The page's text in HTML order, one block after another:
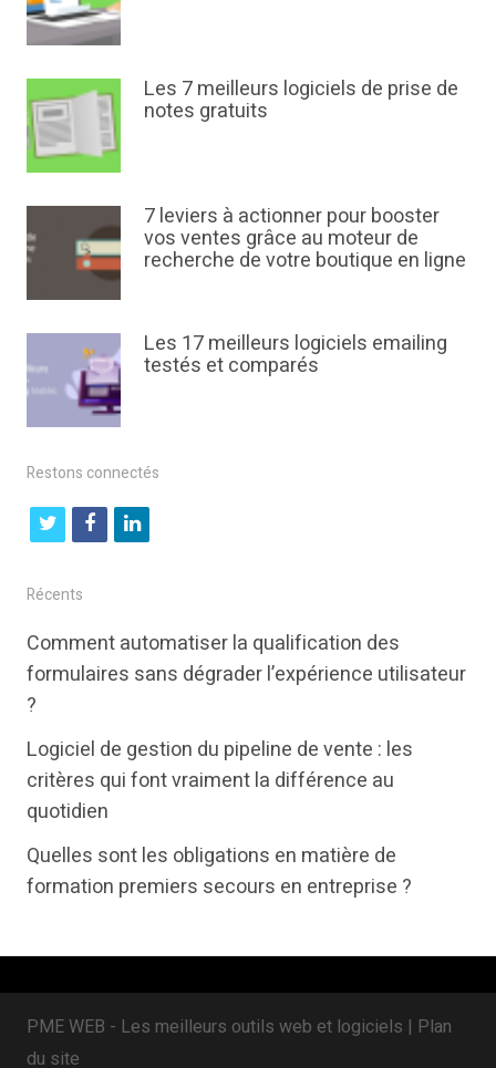
Les 7 meilleurs logiciels de prise de
notes gratuits
7 leviers à actionner pour booster
vos ventes grâce au moteur de
recherche de votre boutique en ligne
Les 17 meilleurs logiciels emailing
testés et comparés
Restons connectés
t
i
t
r
f
b
k
l
k
e
n
Récents
Comment automatiser la qualification des
formulaires sans dégrader l’expérience utilisateur
?
Logiciel de gestion du pipeline de vente : les
critères qui font vraiment la différence au
quotidien
Quelles sont les obligations en matière de
formation premiers secours en entreprise ?
PME WEB - Les meilleurs outils web et logiciels | Plan
du site